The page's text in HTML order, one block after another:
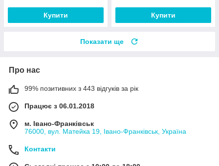
Купити Купити
Показати ще
Про нас
99% позитивних з 443 відгуків за рік
Працює з 06.01.2018
м. Івано-Франківськ
76000, вул. Матейка 19, Івано-Франківськ, Україна
Контакти